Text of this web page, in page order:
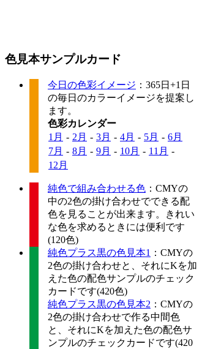
色見本サンプルカード
今日の色彩イメージ ：365日+1日
の毎日のカラーイメージを提案し
ます。
色彩カレンダー
1月 - 2月 - 3月 - 4月 - 5月 - 6月
7月 - 8月 - 9月 - 10月 - 11月 -
12月
純色で組み合わせる色 ：CMYの
中の2色の掛け合わせでできる配
色を見ることが出来ます。きれい
な色を求めるときには便利です
(120色)
純色プラス黒の色見本1 ：CMYの
2色の掛け合わせと、それにKを加
えた色の配色サンプルのチェック
カードです(420色)
純色プラス黒の色見本2 ：CMYの
2色の掛け合わせで作る中間色
と、それにKを加えた色の配色サ
ンプルのチェックカードです(420